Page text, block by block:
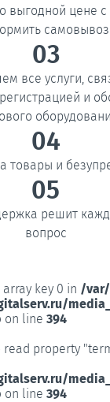
выгодной цене с
самовывоз
03
все услуги,
и
04
товары и
05
решит
вопрос
key 0 in /
on line 394
read property
on line 394